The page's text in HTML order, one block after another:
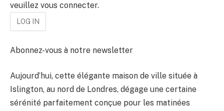
veuillez vous connecter.
Abonnez-vous à notre newsletter
Aujourd’hui, cette élégante maison de ville située à
Islington, au nord de Londres, dégage une certaine
sérénité parfaitement conçue pour les matinées